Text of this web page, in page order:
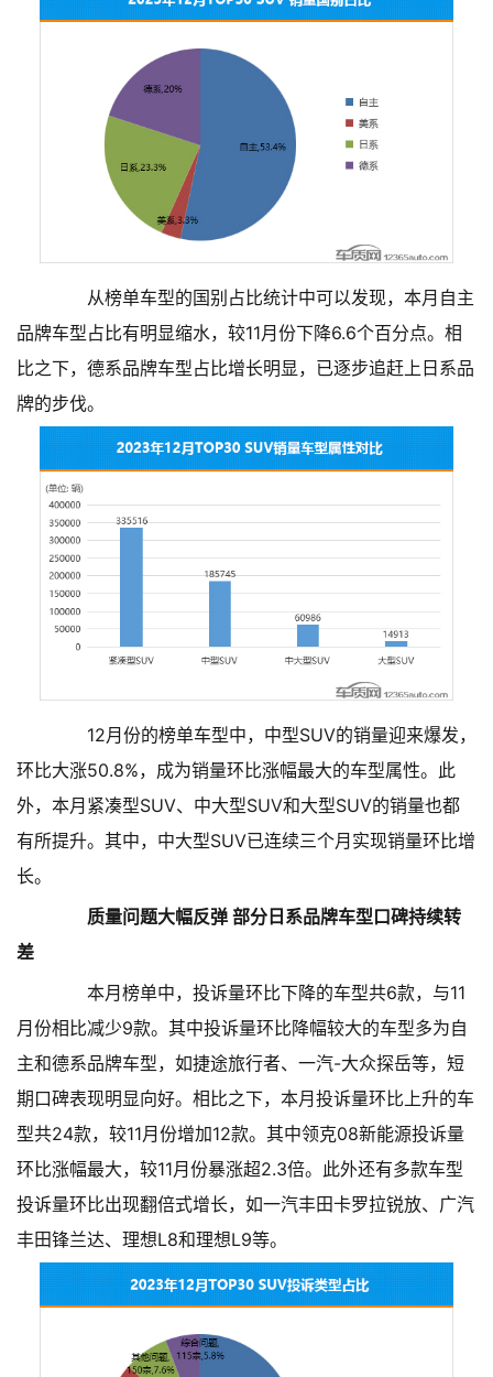
从榜单车型的国别占比统计中可以发现，本月自主
品牌车型占比有明显缩水，较11月份下降6.6个百分点。相
比之下，德系品牌车型占比增长明显，已逐步追赶上日系品
牌的步伐。
12月份的榜单车型中，中型SUV的销量迎来爆发，
环比大涨50.8%，成为销量环比涨幅最大的车型属性。此
外，本月紧凑型SUV、中大型SUV和大型SUV的销量也都
有所提升。其中，中大型SUV已连续三个月实现销量环比增
长。
质量问题大幅反弹 部分日系品牌车型口碑持续转
差
本月榜单中，投诉量环比下降的车型共6款，与11
月份相比减少9款。其中投诉量环比降幅较大的车型多为自
主和德系品牌车型，如捷途旅行者、一汽-大众探岳等，短
期口碑表现明显向好。相比之下，本月投诉量环比上升的车
型共24款，较11月份增加12款。其中领克08新能源投诉量
环比涨幅最大，较11月份暴涨超2.3倍。此外还有多款车型
投诉量环比出现翻倍式增长，如一汽丰田卡罗拉锐放、广汽
丰田锋兰达、理想L8和理想L9等。